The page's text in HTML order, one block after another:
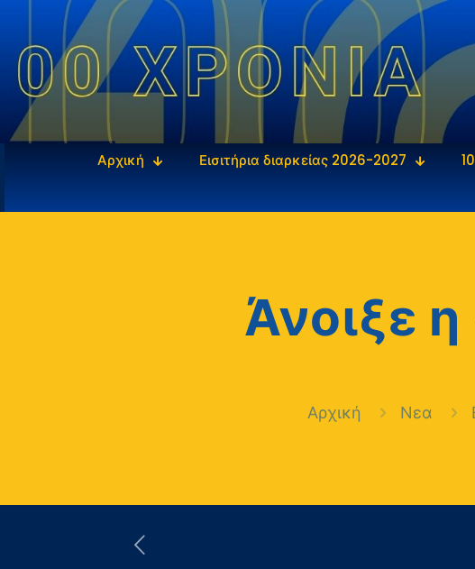
Αρχική Εισιτήρια διαρκείας 2026-2027
Άνοιξε
Αρχική Νεα